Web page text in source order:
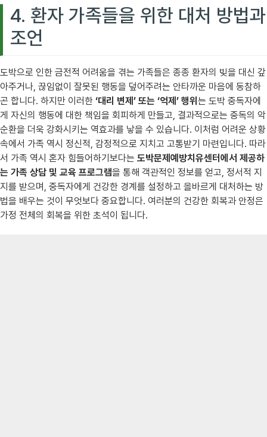
4. 환자 가족들을 위한 대처 방법과
조언
도박으로 인한 금전적 어려움을 겪는 가족들은 종종 환자의 빚을 대신 갚
아주거나, 끊임없이 잘못된 행동을 덮어주려는 안타까운 마음에 동참하
곤 합니다. 하지만 이러한 ‘대리 변제’ 또는 ‘억제’ 행위 는 도박 중독자에
게 자신의 행동에 대한 책임을 회피하게 만들고, 결과적으로는 중독의 악
순환을 더욱 강화시키는 역효과를 낳을 수 있습니다. 이처럼 어려운 상황
속에서 가족 역시 정신적, 감정적으로 지치고 고통받기 마련입니다. 따라
서 가족 역시 혼자 힘들어하기보다는 도박문제예방치유센터에서 제공하
는 가족 상담 및 교육 프로그램을 통해 객관적인 정보를 얻고, 정서적 지
지를 받으며, 중독자에게 건강한 경계를 설정하고 올바르게 대처하는 방
법을 배우는 것이 무엇보다 중요합니다. 여러분의 건강한 회복과 안정은
가정 전체의 회복을 위한 초석이 됩니다.